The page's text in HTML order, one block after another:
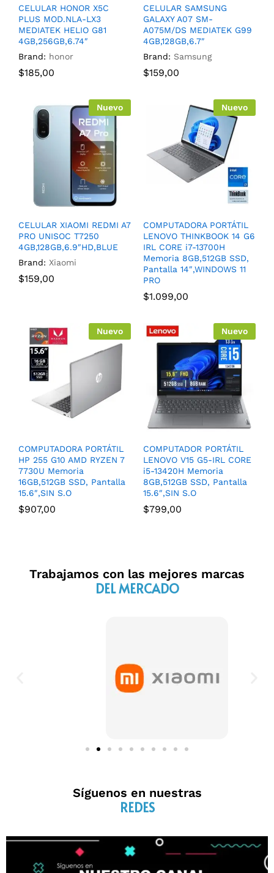
CELULAR HONOR X5C
PLUS MOD.NLA-LX3
MEDIATEK HELIO G81
4GB,256GB,6.74″
Brand: honor
$185,00
CELULAR SAMSUNG
GALAXY A07 SM-
A075M/DS MEDIATEK G99
4GB,128GB,6.7″
Brand: Samsung
$159,00
Nuevo
CELULAR XIAOMI REDMI A7
PRO UNISOC T7250
4GB,128GB,6.9″HD,BLUE
Brand: Xiaomi
$159,00
Nuevo
COMPUTADORA PORTÁTIL
LENOVO THINKBOOK 14 G6
IRL CORE i7-13700H
Memoria 8GB,512GB SSD,
Pantalla 14″,WINDOWS 11
PRO
$1.099,00
Nuevo
COMPUTADORA PORTÁTIL
HP 255 G10 AMD RYZEN 7
7730U Memoria
16GB,512GB SSD, Pantalla
15.6″,SIN S.O
$907,00
Nuevo
COMPUTADOR PORTÁTIL
LENOVO V15 G5-IRL CORE
i5-13420H Memoria
8GB,512GB SSD, Pantalla
15.6″,SIN S.O
$799,00
Trabajamos con las mejores marcas
DEL MERCADO
Síguenos en nuestras
REDES